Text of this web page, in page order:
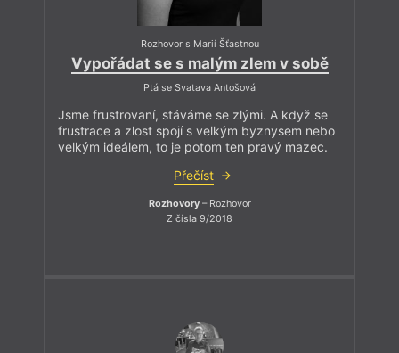
Rozhovor s Marií Šťastnou
Vypořádat se s malým zlem v sobě
Ptá se Svatava Antošová
Jsme frustrovaní, stáváme se zlými. A když se
frustrace a zlost spojí s velkým byznysem nebo
velkým ideálem, to je potom ten pravý mazec.
Přečíst
Rozhovory– Rozhovor
Z čísla 9/2018